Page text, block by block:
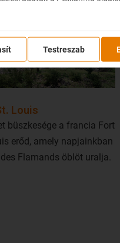
Louis
büszkesége a francia Fort
erőd, amely napjainkban
Flamands öblöt uralja.
Testreszab